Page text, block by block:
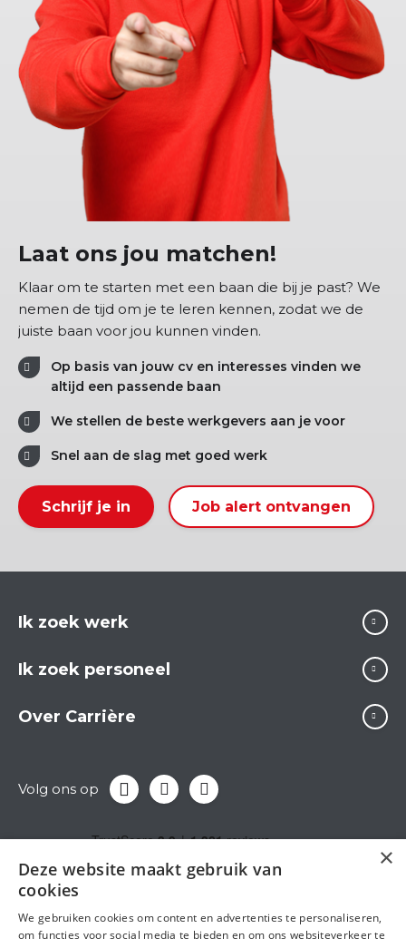
Laat ons jou matchen!
Klaar om te starten met een baan die bij je past? We
nemen de tijd om je te leren kennen, zodat we de
juiste baan voor jou kunnen vinden.
Op basis van jouw cv en interesses vinden we
altijd een passende baan
We stellen de beste werkgevers aan je voor
Snel aan de slag met goed werk
Schrijf je in Job alert ontvangen
Ik zoek werk
Ik zoek personeel
Over Carrière
Volg ons op
×
Deze website maakt gebruik van
cookies
We gebruiken cookies om content en advertenties te personaliseren,
om functies voor social media te bieden en om ons websiteverkeer te